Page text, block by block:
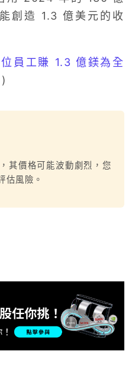
創造 1.3 億美元的收
員工賺 1.3 億鎂為全
)
其價格可能波動劇烈，您
估風險。